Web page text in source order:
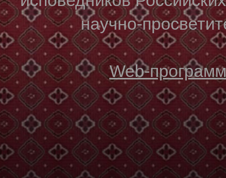
научно-
Web-